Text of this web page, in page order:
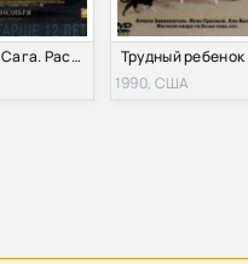
Сумерки. Сага. Рассвет: Часть 2 (2012)
1990, США